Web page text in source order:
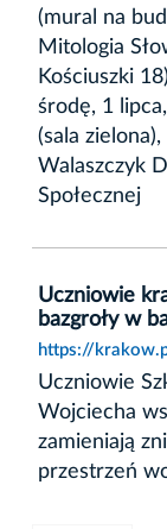
(mural na
Mitologia
Kościuszki
środę, 1
(sala
Walaszczyk
Społecznej
Uczniowie
bazgroły w
https://
Uczniowie
Wojciecha
zamieniają
przestrzeń